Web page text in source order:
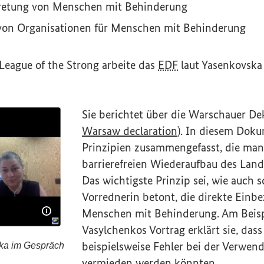
von Menschen mit Behinderung
Organisationen für Menschen mit Behinderung
of the Strong arbeite das EDF laut
Bildinformationen einblenden
im Gespräch
im Gespräch
Sie berichtet über die Warschauer
Warsaw declaration(Externer Link)
). In diesem
Prinzipien zusammengefasst, die
barrierefreien Wiederaufbau des
Das wichtigste Prinzip sei, wie auch
Vorrednerin betont, die direkte
Menschen mit Behinderung. Am
Vasylchenkos Vortrag erklärt sie,
beispielsweise Fehler bei der